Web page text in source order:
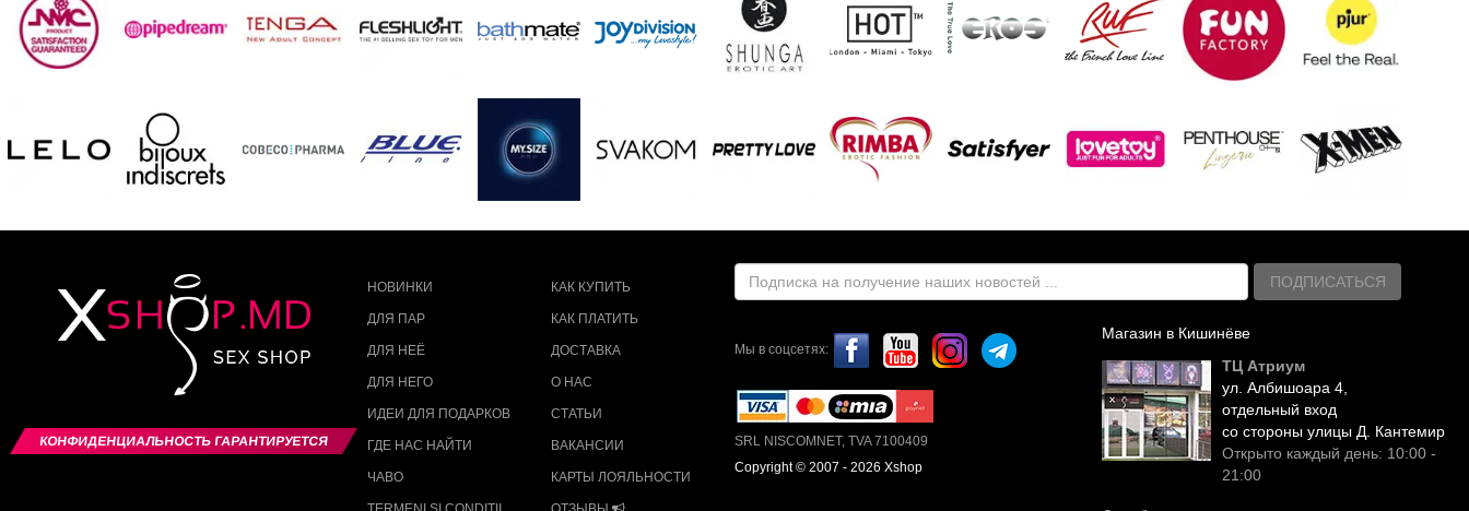
КОНФИДЕНЦИАЛЬНОСТЬ ГАРАНТИРУЕТСЯ
НОВИНКИ
ДЛЯ ПАР
ДЛЯ НЕЁ
ДЛЯ НЕГО
ИДЕИ ДЛЯ ПОДАРКОВ
ГДЕ НАС НАЙТИ
ЧАВО
КАК КУПИТЬ
КАК ПЛАТИТЬ
ДОСТАВКА
О НАС
СТАТЬИ
ВАКАНСИИ
КАРТЫ ЛОЯЛЬНОСТИ
ПОДПИСАТЬСЯ
Мы в соцсетях:
SRL NISCOMNET, TVA 7100409
Copyright © 2007 - 2026 Xshop
Магазин в Кишинёве
ТЦ Атриум
ул. Албишоара 4,
отдельный вход
со стороны улицы Д. Кантемир
Открыто каждый день: 10:00 -
21:00